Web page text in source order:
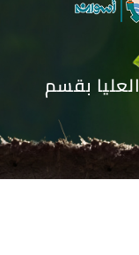
بقسم